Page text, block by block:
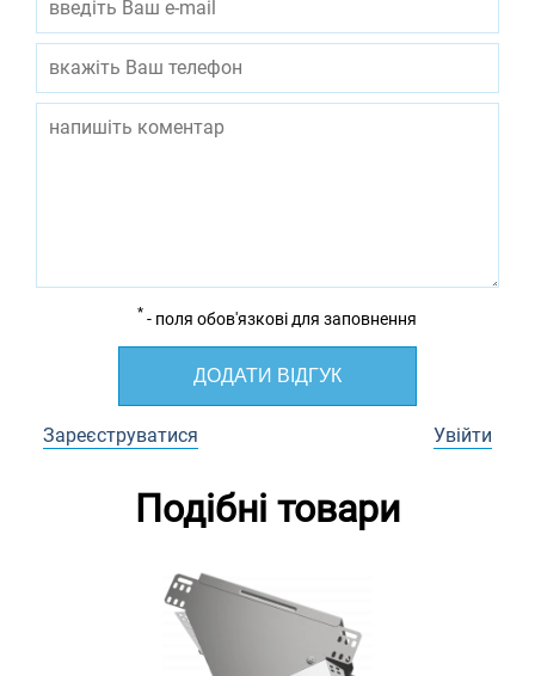
* - поля обов'язкові для заповнення
ДОДАТИ ВІДГУК
Зареєструватися Увійти
Подібні товари